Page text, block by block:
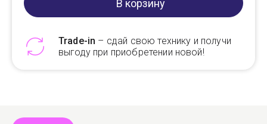
В корзину
Trade-in – сдай свою технику и получи
выгоду при приобретении новой!